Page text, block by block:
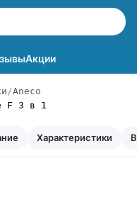
Акции
Aneco
F 3 в 1
Характеристики